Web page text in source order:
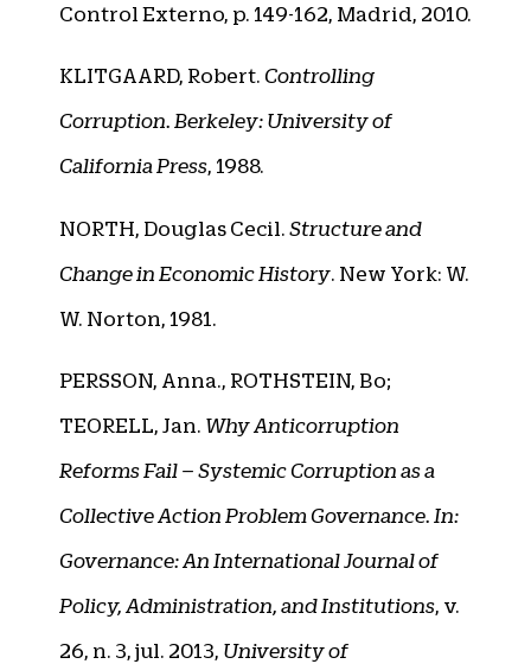
Control Externo, p. 149-162, Madrid, 2010.
KLITGAARD, Robert. Controlling
Corruption. Berkeley: University of
California Press, 1988.
NORTH, Douglas Cecil. Structure and
Change in Economic History. New York: W.
W. Norton, 1981.
PERSSON, Anna., ROTHSTEIN, Bo;
TEORELL, Jan. Why Anticorruption
Reforms Fail – Systemic Corruption as a
Collective Action Problem Governance. In:
Governance: An International Journal of
Policy, Administration, and Institutions, v.
26, n. 3, jul. 2013, University of